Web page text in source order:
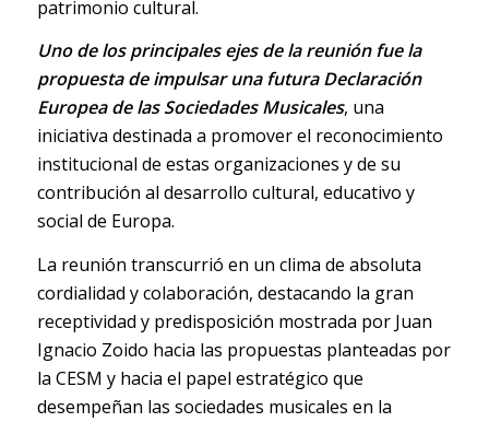
patrimonio cultural.
Uno de los principales ejes de la reunión fue la
propuesta de impulsar una futura Declaración
Europea de las Sociedades Musicales, una
iniciativa destinada a promover el reconocimiento
institucional de estas organizaciones y de su
contribución al desarrollo cultural, educativo y
social de Europa.
La reunión transcurrió en un clima de absoluta
cordialidad y colaboración, destacando la gran
receptividad y predisposición mostrada por Juan
Ignacio Zoido hacia las propuestas planteadas por
la CESM y hacia el papel estratégico que
desempeñan las sociedades musicales en la